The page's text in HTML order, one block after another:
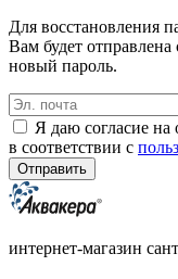
Для восстановления
Вам будет
новый пароль.
Я даю согласие на
в соответствии с
интернет-магазин